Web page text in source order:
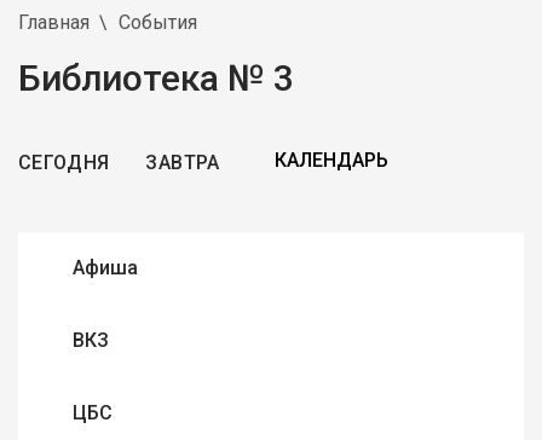
Главная События
Библиотека № 3
СЕГОДНЯ ЗАВТРА
Афиша
ВКЗ
ЦБС